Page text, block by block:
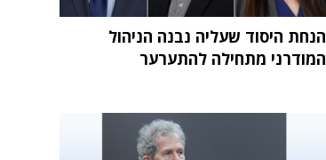
הנחת היסוד שעליה נבנה הניהול
המודרני מתחילה להתערער